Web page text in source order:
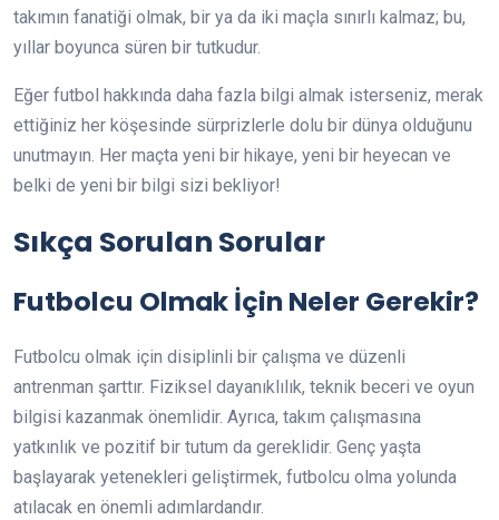
takımın fanatiği olmak, bir ya da iki maçla sınırlı kalmaz; bu,
yıllar boyunca süren bir tutkudur.
Eğer futbol hakkında daha fazla bilgi almak isterseniz, merak
ettiğiniz her köşesinde sürprizlerle dolu bir dünya olduğunu
unutmayın. Her maçta yeni bir hikaye, yeni bir heyecan ve
belki de yeni bir bilgi sizi bekliyor!
Sıkça Sorulan Sorular
Futbolcu Olmak İçin Neler Gerekir?
Futbolcu olmak için disiplinli bir çalışma ve düzenli
antrenman şarttır. Fiziksel dayanıklılık, teknik beceri ve oyun
bilgisi kazanmak önemlidir. Ayrıca, takım çalışmasına
yatkınlık ve pozitif bir tutum da gereklidir. Genç yaşta
başlayarak yetenekleri geliştirmek, futbolcu olma yolunda
atılacak en önemli adımlardandır.